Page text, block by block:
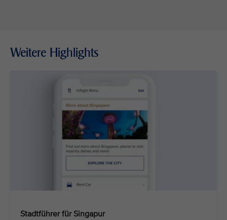
Weitere Highlights
Stadtführer für Singapur